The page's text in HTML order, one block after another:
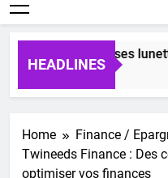
HEADLINES
choisir ses lunettes
Ago
Home
Finance /
Twineeds Finance : Des
optimiser vos finances